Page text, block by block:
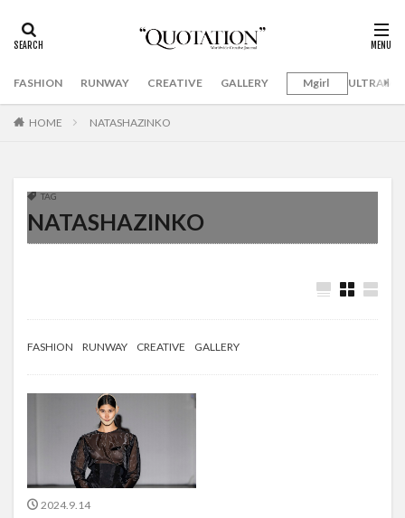
FASHION RUNWAY CREATIVE GALLERY Mgirl
HOME NATASHAZINKO
TAG
NATASHAZINKO
FASHION RUNWAY CREATIVE GALLERY
2024.9.14